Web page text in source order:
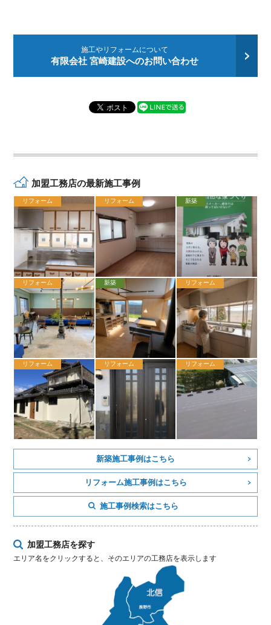
施工やリフォームについて
有限会社 宮崎建設へのお問い合わせ
加盟工務店の最新施工事例
リフォーム リフォーム 新築
リフォーム 新築 リフォーム
リフォーム リフォーム リフォーム
新築施工事例はこちら
リフォーム施工事例はこちら
施工事例検索はこちら
加盟工務店を探す
エリア名をクリックすると、そのエリアの工務店を表示します